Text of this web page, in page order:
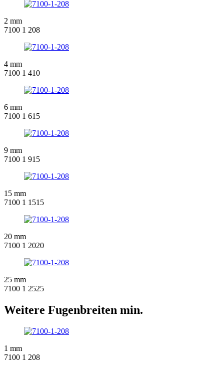
2 mm
7100 1 208
4 mm
7100 1 410
6 mm
7100 1 615
9 mm
7100 1 915
15 mm
7100 1 1515
20 mm
7100 1 2020
25 mm
7100 1 2525
Weitere Fugenbreiten min.
1 mm
7100 1 208